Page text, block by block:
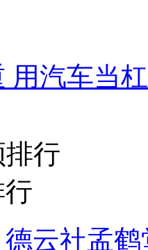
用汽车当
行
德云社孟